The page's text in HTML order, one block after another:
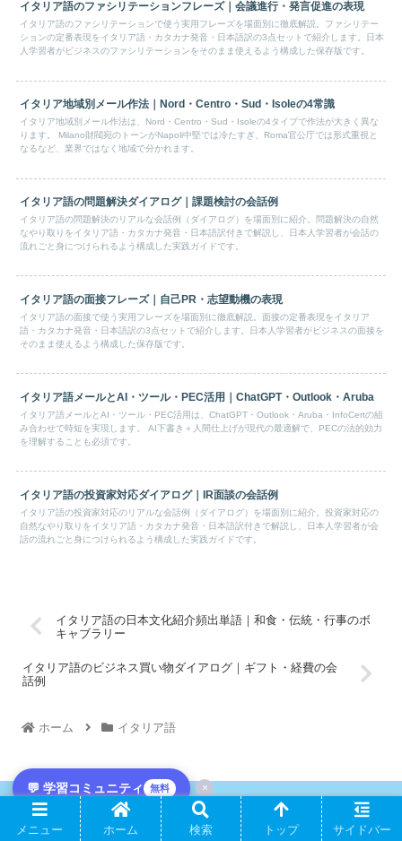
💬 学習コミュニティ 無料 ×
イタリア語のファシリテーションフレーズ｜会議進行・発言促進の表現
イタリア語のファシリテーションで使う実用フレーズを場面別に徹底解説。ファシリテー
ションの定番表現をイタリア語・カタカナ発音・日本語訳の3点セットで紹介します。日本
人学習者がビジネスのファシリテーションをそのまま使えるよう構成した保存版です。
イタリア地域別メール作法｜Nord・Centro・Sud・Isoleの4常識
イタリア地域別メール作法は、Nord・Centro・Sud・Isoleの4タイプで作法が大きく異な
ります。 Milano財閥宛のトーンがNapoli中堅では冷たすぎ、Roma官公庁では形式重視と
なるなど、業界ではなく地域で分かれます。
イタリア語の問題解決ダイアログ｜課題検討の会話例
イタリア語の問題解決のリアルな会話例（ダイアログ）を場面別に紹介。問題解決の自然
なやり取りをイタリア語・カタカナ発音・日本語訳付きで解説し、日本人学習者が会話の
流れごと身につけられるよう構成した実践ガイドです。
イタリア語の面接フレーズ｜自己PR・志望動機の表現
イタリア語の面接で使う実用フレーズを場面別に徹底解説。面接の定番表現をイタリア
語・カタカナ発音・日本語訳の3点セットで紹介します。日本人学習者がビジネスの面接を
そのまま使えるよう構成した保存版です。
イタリア語メールとAI・ツール・PEC活用｜ChatGPT・Outlook・Aruba
イタリア語メールとAI・ツール・PEC活用は、ChatGPT・Outlook・Aruba・InfoCertの組
み合わせで時短を実現します。 AI下書き＋人間仕上げが現代の最適解で、PECの法的効力
を理解することも必須です。
イタリア語の投資家対応ダイアログ｜IR面談の会話例
イタリア語の投資家対応のリアルな会話例（ダイアログ）を場面別に紹介。投資家対応の
自然なやり取りをイタリア語・カタカナ発音・日本語訳付きで解説し、日本人学習者が会
話の流れごと身につけられるよう構成した実践ガイドです。
イタリア語の日本文化紹介頻出単語｜和食・伝統・行事のボ
キャブラリー
イタリア語のビジネス買い物ダイアログ｜ギフト・経費の会
話例
ホーム イタリア語
PAGE TOP
メニュー ホーム 検索 トップ サイドバー